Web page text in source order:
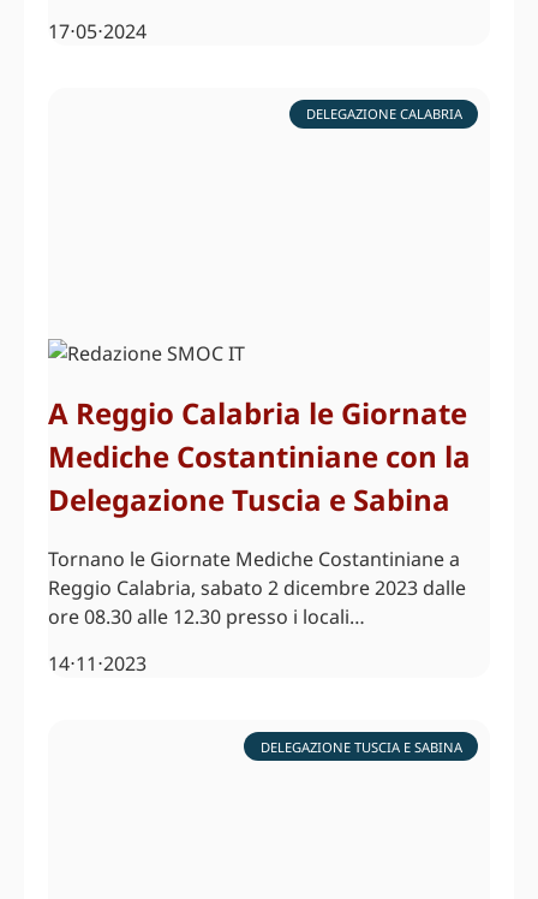
17⋅05⋅2024
DELEGAZIONE CALABRIA
A Reggio Calabria le Giornate
Mediche Costantiniane con la
Delegazione Tuscia e Sabina
Tornano le Giornate Mediche Costantiniane a
Reggio Calabria, sabato 2 dicembre 2023 dalle
ore 08.30 alle 12.30 presso i locali…
14⋅11⋅2023
DELEGAZIONE TUSCIA E SABINA